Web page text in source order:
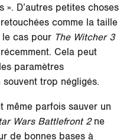
». D’autres petites choses
comme la taille
cas pour The Witcher 3
Cela peut
paramètres
trop négligés.
même parfois sauver un
Wars Battlefront 2ne
de bonnes bases à